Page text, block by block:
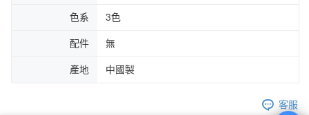
色系 3色
配件 無
產地 中國製
客服